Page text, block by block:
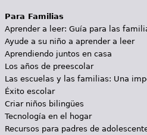
Para Familias
Aprender a leer: Guía para las
Ayude a su niño a aprender a leer
Aprendiendo juntos en casa
Los años de preescolar
Las escuelas y las familias: Una
Éxito escolar
Criar niños bilingües
Tecnología en el hogar
Recursos para padres de